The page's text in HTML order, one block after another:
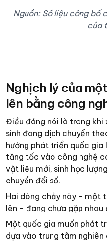
Nguồn: Số liệu công bố
của
Nghịch lý của
lên bằng công
Điều đáng nói là trong khi
sinh đang dịch chuyển
hướng phát triển quốc
tăng tốc vào công nghệ
vật liệu mới, sinh học
chuyển đổi số.
Hai dòng chảy này - một
lên - đang chưa gặp
Một quốc gia muốn phát
dựa vào trung tâm